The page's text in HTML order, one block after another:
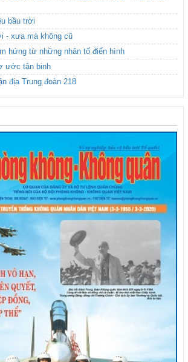
bầu trời
- xưa mà không cũ
hứng từ những nhân tố điển hình
ước tân binh
địa Trung đoàn 218